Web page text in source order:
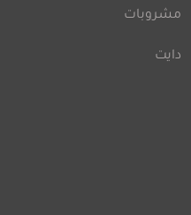
مشروبات
دايت